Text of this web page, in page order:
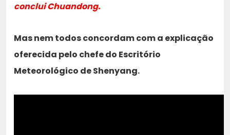
conclui Chuandong.
Mas nem todos concordam com a explicação
oferecida pelo chefe do Escritório
Meteorológico de Shenyang.